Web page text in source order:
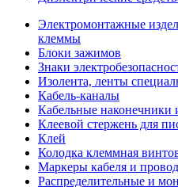
Электромонтажные
клеммы
Блоки зажимов
Знаки
Изолента, ленты
Кабель-каналы
Кабельные наконечники
Клеевой стержень для
Клей
Колодка клеммная
Маркеры кабеля и
Распределительные и